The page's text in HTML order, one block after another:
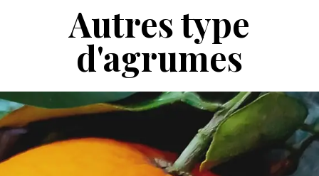
Autres type
d'agrumes